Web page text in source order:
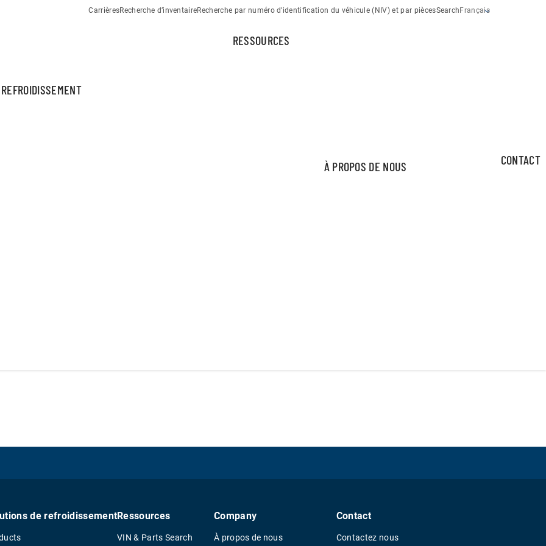
CarrièresRecherche d’inventaireRecherche par numéro d’identification du véhicule (NIV) et par piècesSearch Français
RESSOURCES
À PROPOS DE NOUS CONTACT
de refroidissementRessources
VIN & Parts Search
Company
À propos de nous
Contact
Contactez nous